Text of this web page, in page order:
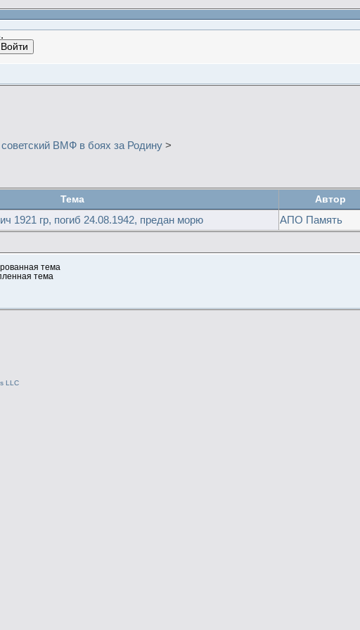
.
ВМФ в боях за Родину >
Тема
Автор
1921 гр, погиб 24.08.1942, предан морю АПО Память
тема
тема
LLC